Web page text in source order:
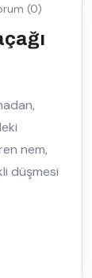
(0)
nem,
düşmesi